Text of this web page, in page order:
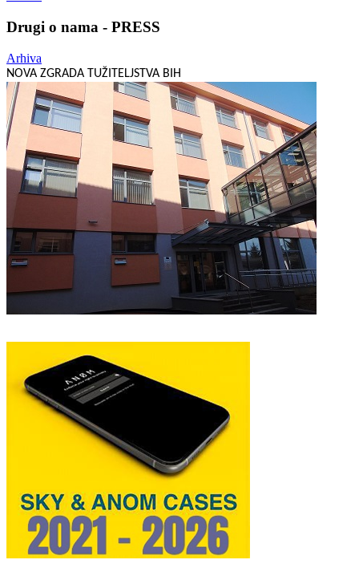
Drugi o nama - PRESS
Arhiva
NOVA ZGRADA TUŽITELJSTVA BIH